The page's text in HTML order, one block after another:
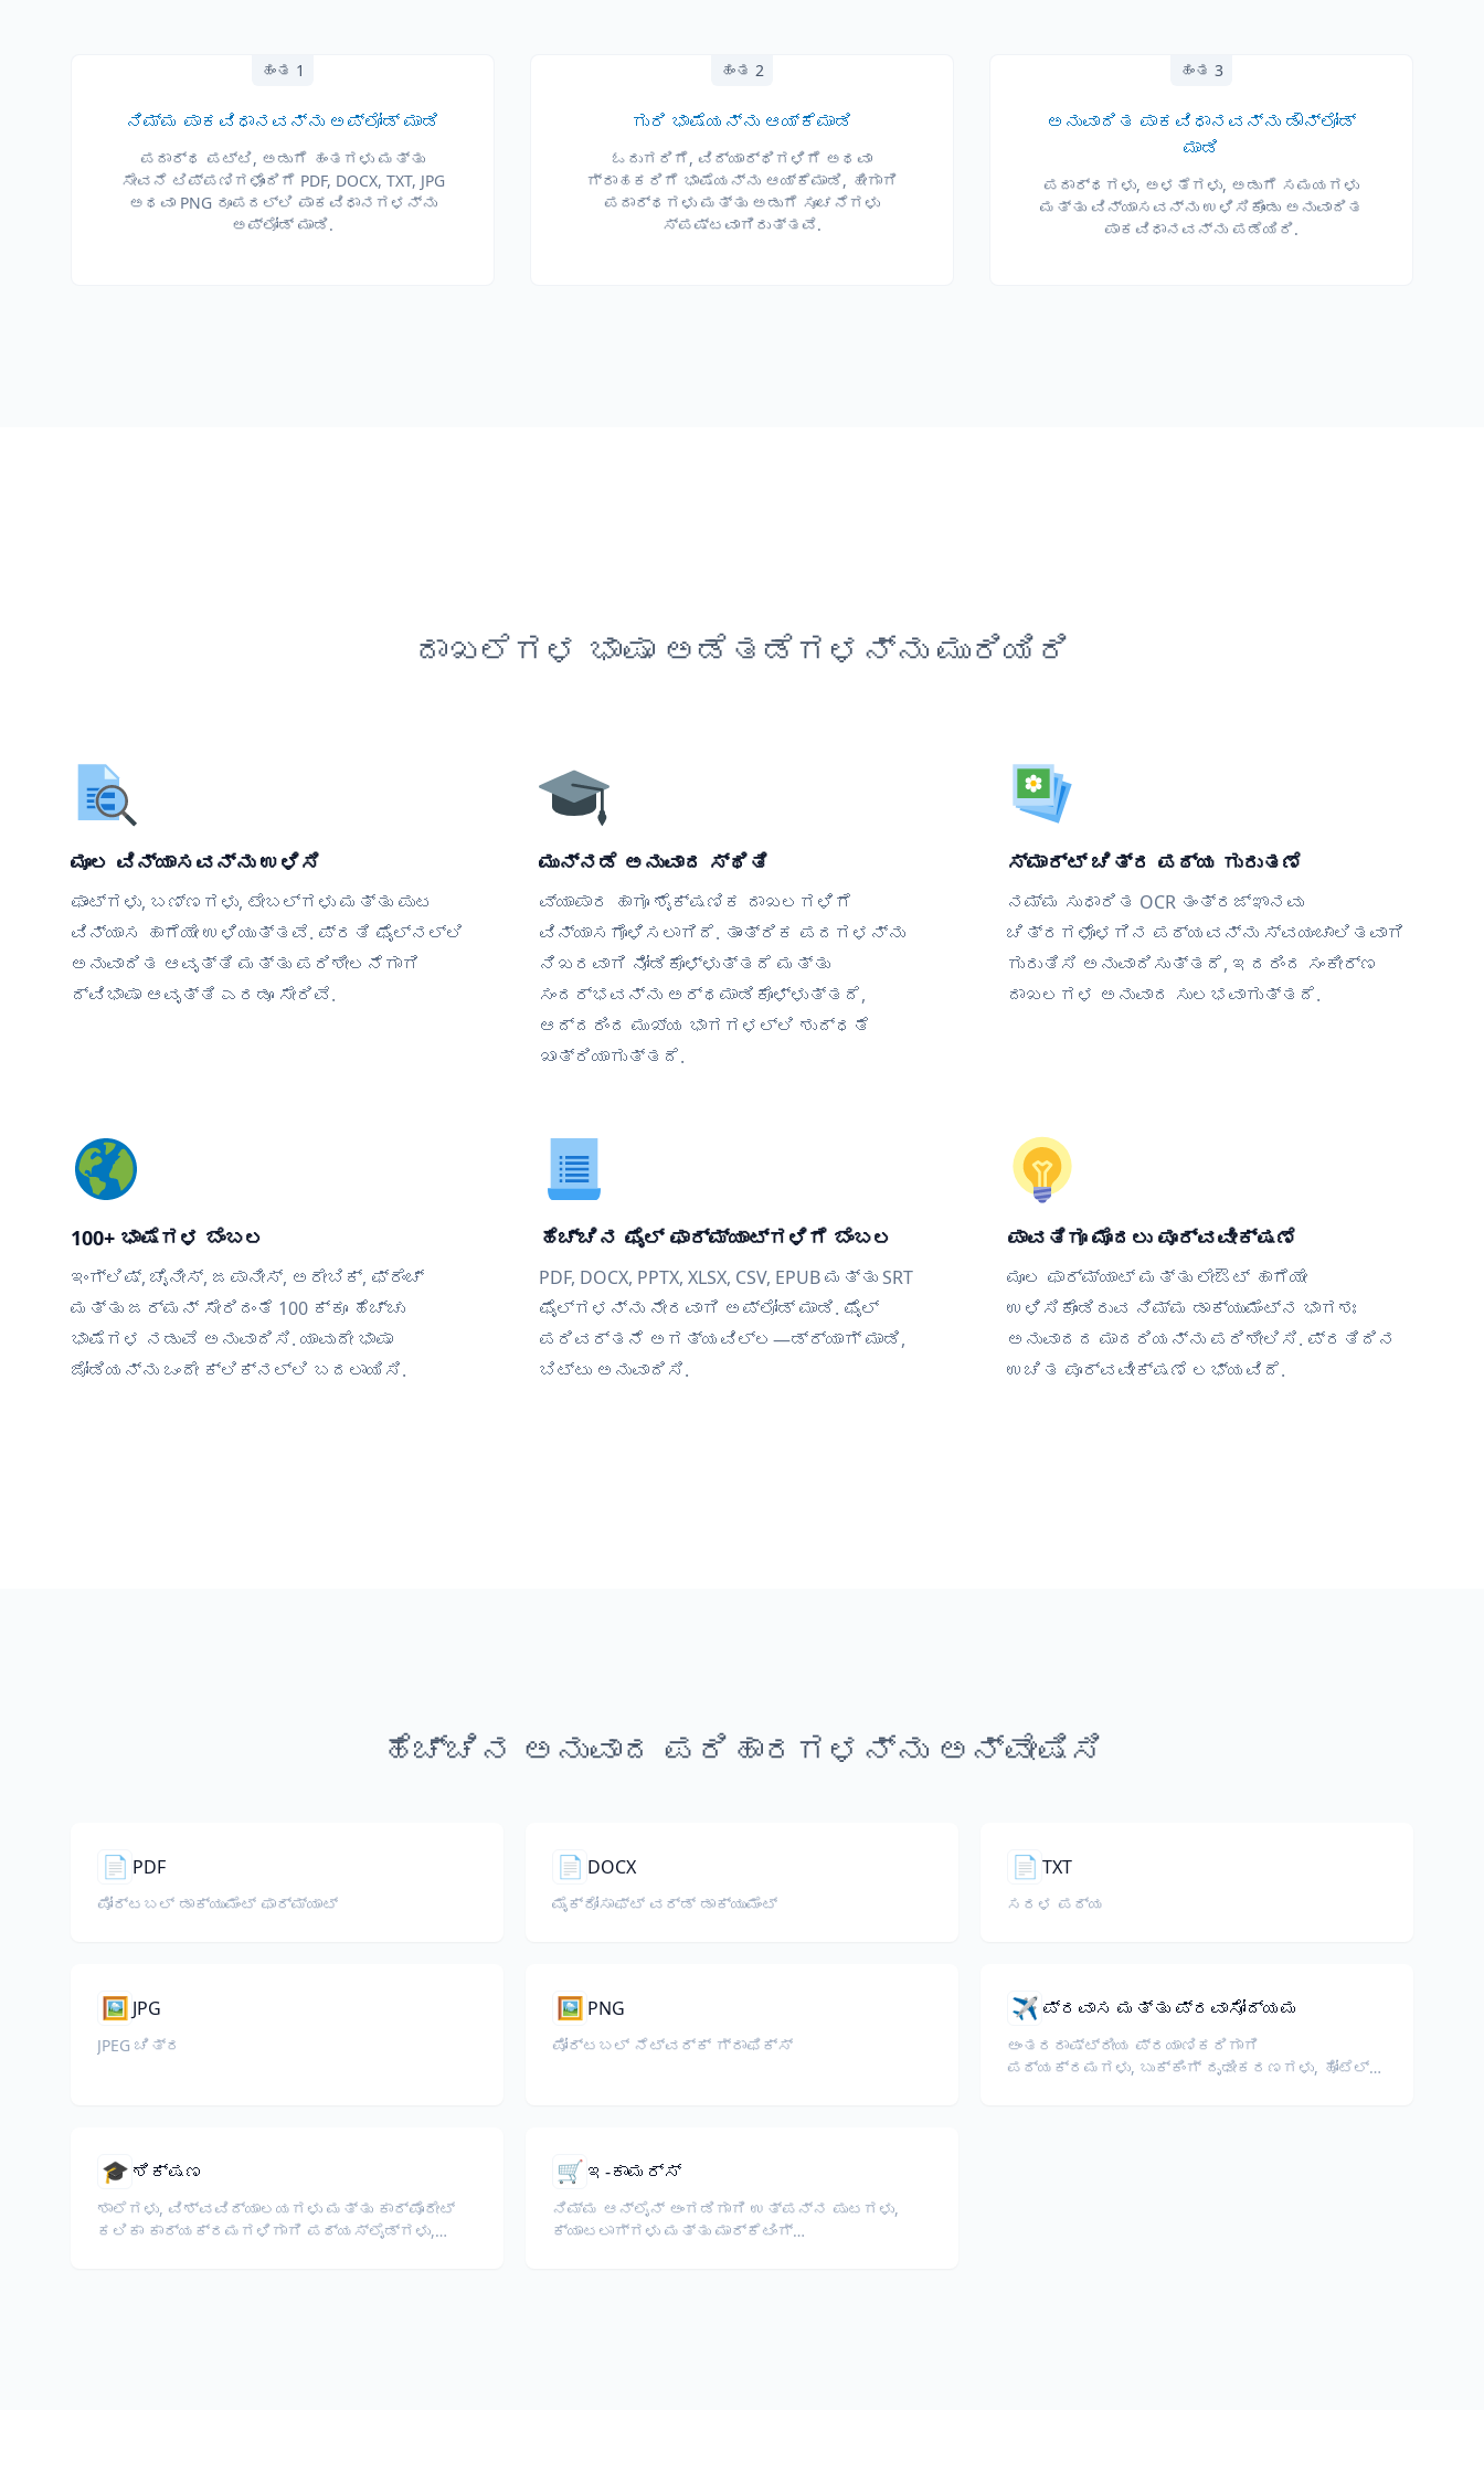
ಹಂತ 1
ನಿಮ್ಮ ಪಾಕವಿಧಾನವನ್ನು ಅಪ್‌ಲೋಡ್ ಮಾಡಿ
ಪದಾರ್ಥ ಪಟ್ಟಿ, ಅಡುಗೆ ಹಂತಗಳು ಮತ್ತು
ಸೇವನೆ ಟಿಪ್ಪಣಿಗಳೊಂದಿಗೆ PDF, DOCX, TXT, JPG
ಅಥವಾ PNG ರೂಪದಲ್ಲಿ ಪಾಕವಿಧಾನಗಳನ್ನು
ಅಪ್‌ಲೋಡ್ ಮಾಡಿ.
ಹಂತ 2
ಗುರಿ ಭಾಷೆಯನ್ನು ಆಯ್ಕೆಮಾಡಿ
ಓದುಗರಿಗೆ, ವಿದ್ಯಾರ್ಥಿಗಳಿಗೆ ಅಥವಾ
ಗ್ರಾಹಕರಿಗೆ ಭಾಷೆಯನ್ನು ಆಯ್ಕೆಮಾಡಿ, ಹೀಗಾಗಿ
ಪದಾರ್ಥಗಳು ಮತ್ತು ಅಡುಗೆ ಸೂಚನೆಗಳು
ಸ್ಪಷ್ಟವಾಗಿರುತ್ತವೆ.
ಹಂತ 3
ಅನುವಾದಿತ ಪಾಕವಿಧಾನವನ್ನು ಡೌನ್‌ಲೋಡ್
ಮಾಡಿ
ಪದಾರ್ಥಗಳು, ಅಳತೆಗಳು, ಅಡುಗೆ ಸಮಯಗಳು
ಮತ್ತು ವಿನ್ಯಾಸವನ್ನು ಉಳಿಸಿಕೊಂಡು ಅನುವಾದಿತ
ಪಾಕವಿಧಾನವನ್ನು ಪಡೆಯಿರಿ.
ದಾಖಲೆಗಳ ಭಾಷಾ ಅಡೆತಡೆಗಳನ್ನು ಮುರಿಯಿರಿ
ಮೂಲ ವಿನ್ಯಾಸವನ್ನು ಉಳಿಸಿ
ಫಾಂಟ್‌ಗಳು, ಬಣ್ಣಗಳು, ಟೇಬಲ್‌ಗಳು ಮತ್ತು ಪುಟ
ವಿನ್ಯಾಸ ಹಾಗೆಯೇ ಉಳಿಯುತ್ತವೆ. ಪ್ರತಿ ಫೈಲ್‌ನಲ್ಲಿ
ಅನುವಾದಿತ ಆವೃತ್ತಿ ಮತ್ತು ಪರಿಶೀಲನೆಗಾಗಿ
ದ್ವಿಭಾಷಾ ಆವೃತ್ತಿ ಎರಡೂ ಸೇರಿವೆ.
ಮುನ್ನಡೆ ಅನುವಾದ ಸ್ಥಿತಿ
ವ್ಯಾಪಾರ ಹಾಗೂ ಶೈಕ್ಷಣಿಕ ದಾಖಲಗಳಿಗೆ
ವಿನ್ಯಾಸಗೊಳಿಸಲಾಗಿದೆ. ತಾಂತ್ರಿಕ ಪದಗಳನ್ನು
ನಿಖರವಾಗಿ ನೋಡಿಕೊಳ್ಳುತ್ತದೆ ಮತ್ತು
ಸಂದರ್ಭವನ್ನು ಅರ್ಥಮಾಡಿಕೊಳ್ಳುತ್ತದೆ,
ಆದ್ದರಿಂದ ಮುಖ್ಯ ಭಾಗಗಳಲ್ಲಿ ಶುದ್ಧತೆ
ಖಾತ್ರಿಯಾಗುತ್ತದೆ.
ಸ್ಮಾರ್ಟ್ ಚಿತ್ರ ಪಠ್ಯ ಗುರುತಣೆ
ನಮ್ಮ ಸುಧಾರಿತ OCR ತಂತ್ರಜ್ಞಾನವು
ಚಿತ್ರಗಳೊಳಗಿನ ಪಠ್ಯವನ್ನು ಸ್ವಯಂಚಾಲಿತವಾಗಿ
ಗುರುತಿಸಿ ಅನುವಾದಿಸುತ್ತದೆ, ಇದರಿಂದ ಸಂಕೀರ್ಣ
ದಾಖಲಗಳ ಅನುವಾದ ಸುಲಭವಾಗುತ್ತದೆ.
100+ ಭಾಷೆಗಳ ಬೆಂಬಲ
ಇಂಗ್ಲಿಷ್, ಚೈನೀಸ್, ಜಪಾನೀಸ್, ಅರೇಬಿಕ್, ಫ್ರೆಂಚ್
ಮತ್ತು ಜರ್ಮನ್ ಸೇರಿದಂತೆ 100 ಕ್ಕೂ ಹೆಚ್ಚು
ಭಾಷೆಗಳ ನಡುವೆ ಅನುವಾದಿಸಿ. ಯಾವುದೇ ಭಾಷಾ
ಜೋಡಿಯನ್ನು ಒಂದೇ ಕ್ಲಿಕ್‌ನಲ್ಲಿ ಬದಲಾಯಿಸಿ.
ಹೆಚ್ಚಿನ ಫೈಲ್ ಫಾರ್ಮ್ಯಾಟ್‌ಗಳಿಗೆ ಬೆಂಬಲ
PDF, DOCX, PPTX, XLSX, CSV, EPUB ಮತ್ತು SRT
ಫೈಲ್‌ಗಳನ್ನು ನೇರವಾಗಿ ಅಪ್ಲೋಡ್ ಮಾಡಿ. ಫೈಲ್
ಪರಿವರ್ತನೆ ಅಗತ್ಯವಿಲ್ಲ—ಡ್ರ್ಯಾಗ್ ಮಾಡಿ,
ಬಿಟ್ಟು ಅನುವಾದಿಸಿ.
ಪಾವತಿಗೂ ಮೊದಲು ಪೂರ್ವವೀಕ್ಷಣೆ
ಮೂಲ ಫಾರ್ಮ್ಯಾಟ್ ಮತ್ತು ಲೇಔಟ್ ಹಾಗೆಯೇ
ಉಳಿಸಿಕೊಂಡಿರುವ ನಿಮ್ಮ ಡಾಕ್ಯುಮೆಂಟ್‌ನ ಭಾಗಶಃ
ಅನುವಾದದ ಮಾದರಿಯನ್ನು ಪರಿಶೀಲಿಸಿ. ಪ್ರತಿದಿನ
ಉಚಿತ ಪೂರ್ವವೀಕ್ಷಣೆ ಲಭ್ಯವಿದೆ.
ಹೆಚ್ಚಿನ ಅನುವಾದ ಪರಿಹಾರಗಳನ್ನು ಅನ್ವೇಷಿಸಿ
📄 PDF
ಪೋರ್ಟಬಲ್ ಡಾಕ್ಯುಮೆಂಟ್ ಫಾರ್ಮ್ಯಾಟ್
📄 DOCX
ಮೈಕ್ರೋಸಾಫ್ಟ್ ವರ್ಡ್ ಡಾಕ್ಯುಮೆಂಟ್
📄 TXT
ಸರಳ ಪಠ್ಯ
🖼️ JPG
JPEG ಚಿತ್ರ
🖼️ PNG
ಪೋರ್ಟಬಲ್ ನೆಟ್‌ವರ್ಕ್ ಗ್ರಾಫಿಕ್ಸ್
✈️ ಪ್ರವಾಸ ಮತ್ತು ಪ್ರವಾಸೋದ್ಯಮ
ಅಂತರರಾಷ್ಟ್ರೀಯ ಪ್ರಯಾಣಿಕರಿಗಾಗಿ
ಪಠ್ಯಕ್ರಮಗಳು, ಬುಕ್ಕಿಂಗ್ ದೃಢೀಕರಣಗಳು, ಹೋಟೆಲ್
🎓 ಶಿಕ್ಷಣ
ಶಾಲೆಗಳು, ವಿಶ್ವವಿದ್ಯಾಲಯಗಳು ಮತ್ತು ಕಾರ್ಪೊರೇಟ್
ಕಲಿಕಾ ಕಾರ್ಯಕ್ರಮಗಳಿಗಾಗಿ ಪಠ್ಯಸ್ಲೈಡ್ಗಳು,
🛒 ಇ-ಕಾಮರ್ಸ್
ನಿಮ್ಮ ಆನ್‌ಲೈನ್ ಅಂಗಡಿಗಾಗಿ ಉತ್ಪನ್ನ ಪುಟಗಳು,
ಕ್ಯಾಟಲಾಗ್‌ಗಳು ಮತ್ತು ಮಾರ್ಕೆಟಿಂಗ್